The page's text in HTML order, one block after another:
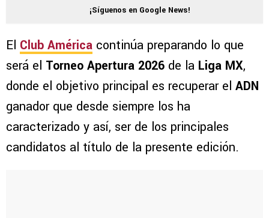
¡Síguenos en Google News!
El Club América continúa preparando lo que
será el Torneo Apertura 2026 de la Liga MX,
donde el objetivo principal es recuperar el ADN
ganador que desde siempre los ha
caracterizado y así, ser de los principales
candidatos al título de la presente edición.